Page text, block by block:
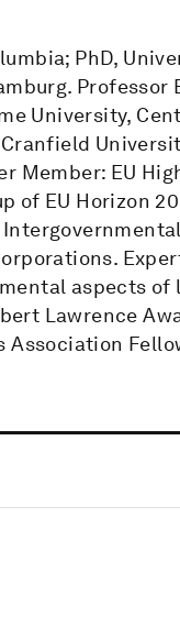
PhD,
Professor
University,
EU
of EU Horizon
aspects
Lawrence